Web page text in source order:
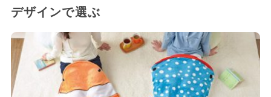
デザインで選ぶ